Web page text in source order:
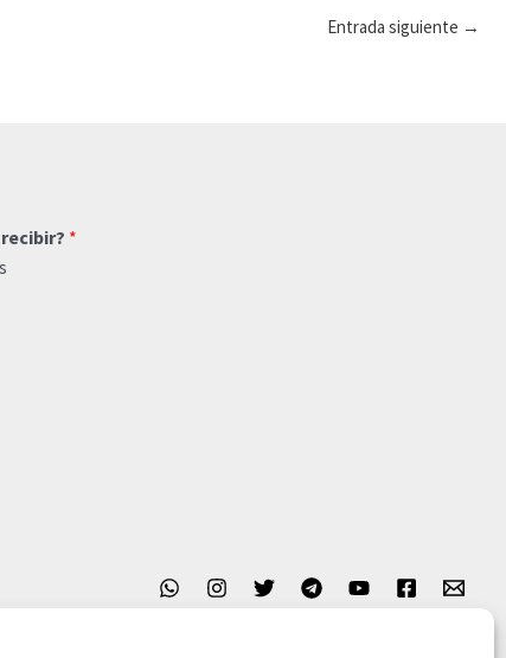
Entrada siguiente →
*